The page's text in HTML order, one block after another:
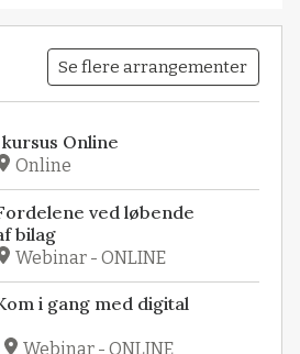
Se flere arrangementer
Online
Online
ved løbende
bilag
Webinar - ONLINE
i gang med digital
Webinar - ONLINE